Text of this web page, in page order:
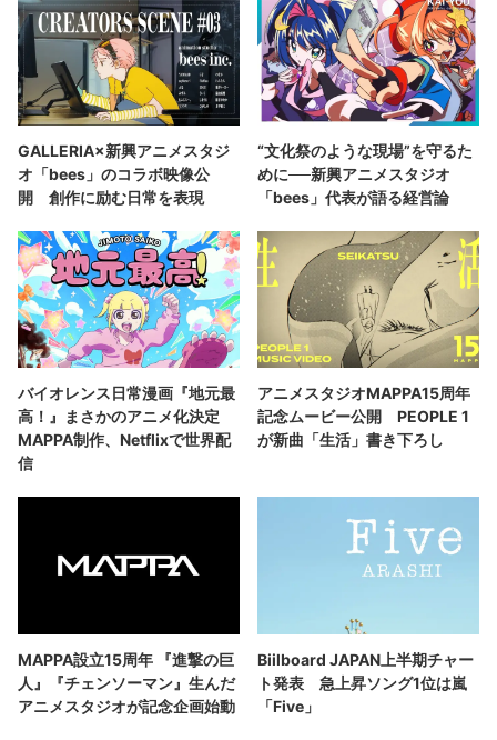
GALLERIA×新興アニメスタジ
オ「bees」のコラボ映像公
開 創作に励む日常を表現
“文化祭のような現場”を守るた
めに──新興アニメスタジオ
「bees」代表が語る経営論
バイオレンス日常漫画『地元最
高！』まさかのアニメ化決定
MAPPA制作、Netflixで世界配
信
アニメスタジオMAPPA15周年
記念ムービー公開 PEOPLE 1
が新曲「生活」書き下ろし
MAPPA設立15周年 『進撃の巨
人』『チェンソーマン』生んだ
アニメスタジオが記念企画始動
Biilboard JAPAN上半期チャー
ト発表 急上昇ソング1位は嵐
「Five」